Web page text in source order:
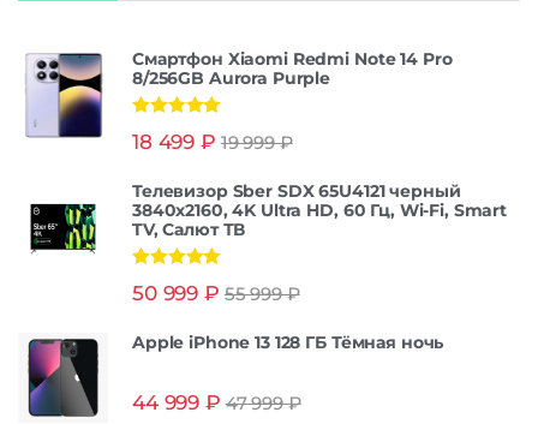
Смартфон Xiaomi Redmi Note 14 Pro
8/256GB Aurora Purple
из 5
18 499 ₽ 19 999₽
Телевизор Sber SDX 65U4121 черный
3840x2160, 4K Ultra HD, 60 Гц, Wi-Fi, Smart
TV, Салют ТВ
из 5
50 999 ₽ 55 999₽
Apple iPhone 13 128 ГБ Тёмная ночь
44 999 ₽ 47 999₽